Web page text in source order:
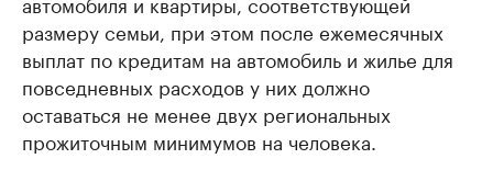
размеру семьи, при этом после ежемесячных
выплат по кредитам на автомобиль и жилье для
повседневных расходов у них должно
оставаться не менее двух региональных
прожиточным минимумов на человека.